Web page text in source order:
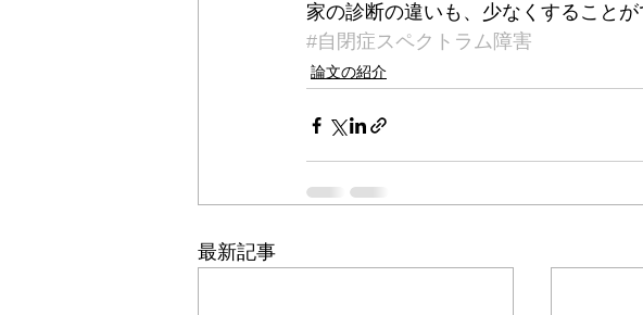
家の診断の違いも、少なくすること
#自閉症スペクトラム障害
論文の紹介
最新記事